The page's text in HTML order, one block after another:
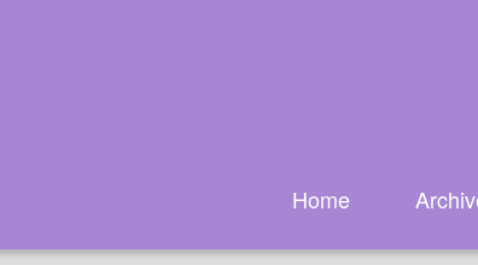
Home